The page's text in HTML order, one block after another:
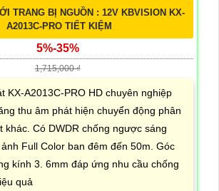
TRANG BỊ NGUỒN : 12V KBVISION KX-
A2013C-PRO TIẾT KIỆM
5%-35%
1,715,000 ₫
KX-A2013C-PRO HD chuyên nghiệp
thu âm phát hiện chuyển động phân
khác. Có DWDR chống ngược sáng
Full Color ban đêm đến 50m. Góc
kính 3. 6mm đáp ứng nhu cầu chống
quả